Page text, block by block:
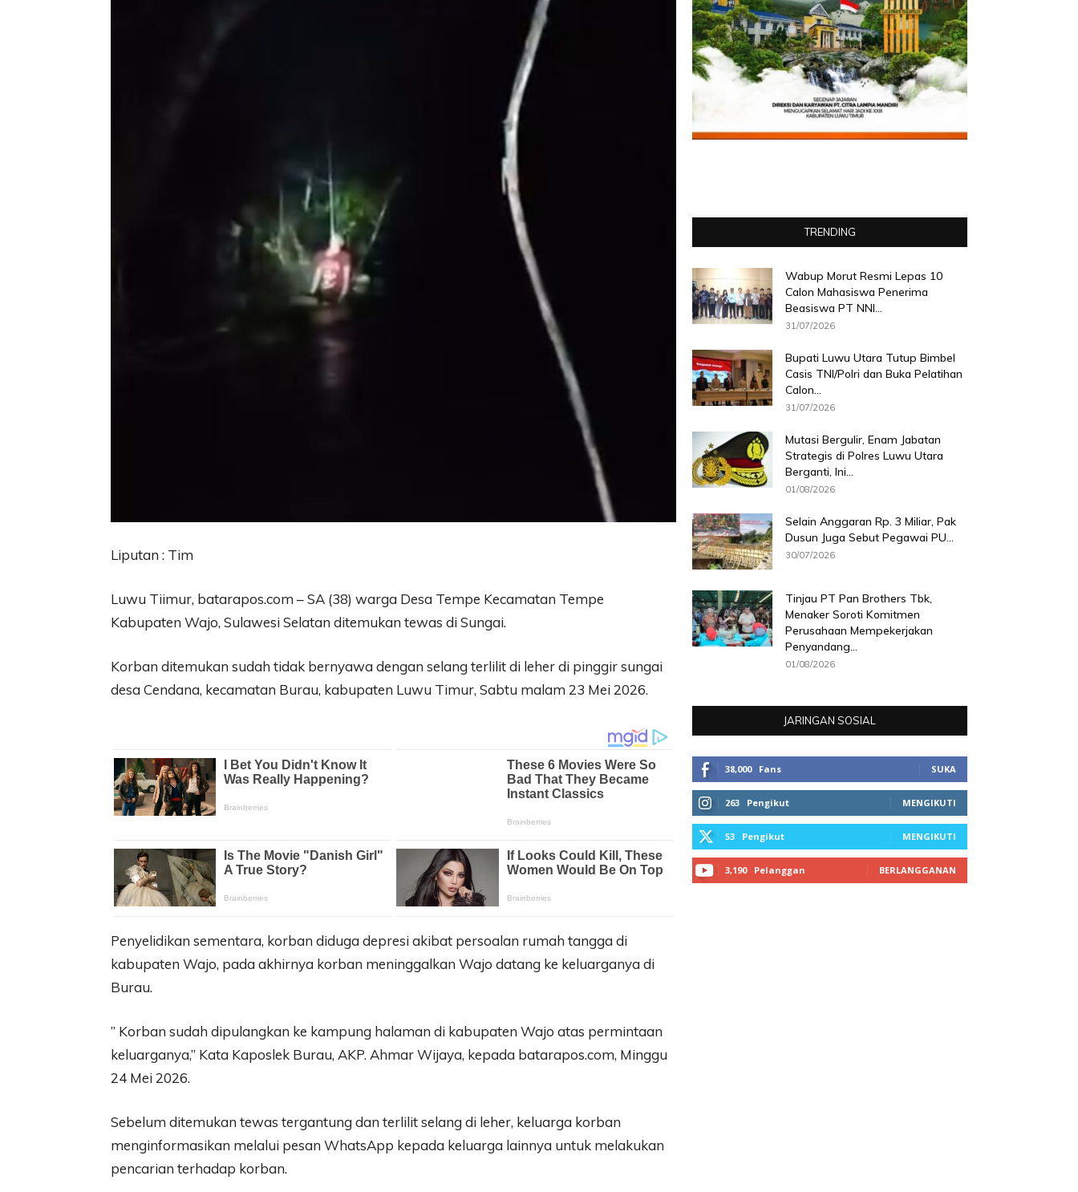
Liputan : Tim
Luwu Tiimur, batarapos.com – SA (38) warga Desa Tempe Kecamatan Tempe
Kabupaten Wajo, Sulawesi Selatan ditemukan tewas di Sungai.
Korban ditemukan sudah tidak bernyawa dengan selang terlilit di leher di pinggir sungai
desa Cendana, kecamatan Burau, kabupaten Luwu Timur, Sabtu malam 23 Mei 2026.
Penyelidikan sementara, korban diduga depresi akibat persoalan rumah tangga di
kabupaten Wajo, pada akhirnya korban meninggalkan Wajo datang ke keluarganya di
Burau.
” Korban sudah dipulangkan ke kampung halaman di kabupaten Wajo atas permintaan
keluarganya,” Kata Kaposlek Burau, AKP. Ahmar Wijaya, kepada batarapos.com, Minggu
24 Mei 2026.
Sebelum ditemukan tewas tergantung dan terlilit selang di leher, keluarga korban
menginformasikan melalui pesan WhatsApp kepada keluarga lainnya untuk melakukan
pencarian terhadap korban.
TRENDING
Wabup Morut Resmi Lepas 10
Calon Mahasiswa Penerima
Beasiswa PT NNI...
31/07/2026
Bupati Luwu Utara Tutup Bimbel
Casis TNI/Polri dan Buka Pelatihan
Calon...
31/07/2026
Mutasi Bergulir, Enam Jabatan
Strategis di Polres Luwu Utara
Berganti, Ini...
01/08/2026
Selain Anggaran Rp. 3 Miliar, Pak
Dusun Juga Sebut Pegawai PU...
30/07/2026
Tinjau PT Pan Brothers Tbk,
Menaker Soroti Komitmen
Perusahaan Mempekerjakan
Penyandang...
01/08/2026
JARINGAN SOSIAL
38,000 Fans SUKA
263 Pengikut MENGIKUTI
53 Pengikut MENGIKUTI
3,190 Pelanggan BERLANGGANAN